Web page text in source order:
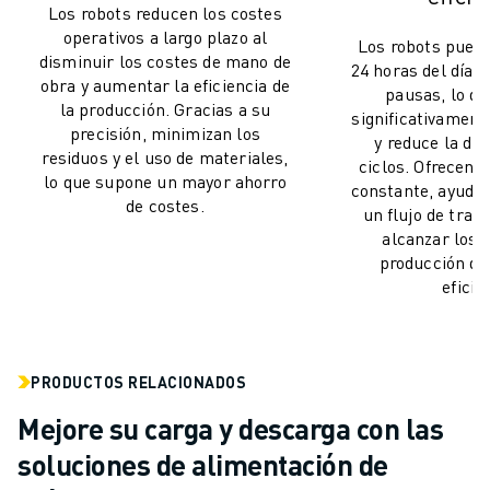
MANIPULACIÓN DE MATERIALES
PINTURA
PALETIZADO
SOLDADURA POR PUNTOS
INSPECCIÓN VISUAL
CORTE POR HILO EDM
CASOS PRÁCTICOS
ATENCIÓN AL CLIENTE
REMANUFACTURING
E- STORE
CENTRO DE DESCARGAS " MYFANUC
Los robots reducen los costes
operativos a largo plazo al
disminuir los costes de mano de
obra y aumentar la eficiencia de
la producción. Gracias a su
precisión, minimizan los
residuos y el uso de materiales,
lo que supone un mayor ahorro
de costes.
Los robots
24 horas del día
pausas, lo
y reduce la
ciclos. Ofrecen
constante,
un flujo de
alcanzar los
producción
PRODUCTOS RELACIONADOS
Mejore su carga y descarga con las
soluciones de alimentación de